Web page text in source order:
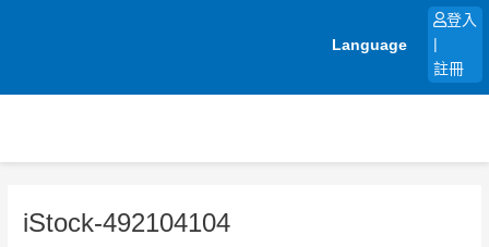
Language
登入
註冊
iStock-492104104